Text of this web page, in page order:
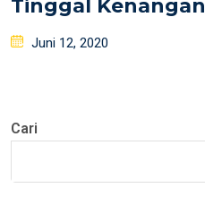
Tinggal Kenangan
Posted
Juni 12, 2020
Cari